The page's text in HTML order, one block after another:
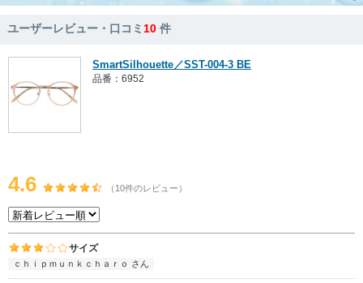
ユーザーレビュー・口コミ10 件
SmartSilhouette／SST-004-3 BE
品番：6952
4.6 （10件のレビュー）
サイズ
ｃｈｉｐｍｕｎｋｃｈａｒｏ さん